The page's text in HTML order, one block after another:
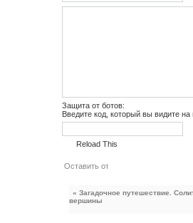
Защита от ботов:
Введите код, который вы видите
Reload This
« Загадочное путешествие.
вершины